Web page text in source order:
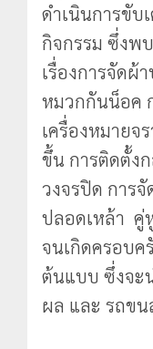
ดำเนินการขับ
กิจกรรม ซึ่งพ
เรื่องการจัดผ้
หมวกกันน็อค
เครื่องหมายจ
ขึ้น การติดตั้ง
วงจรปิด การ
ปลอดเหล้า คู่
จนเกิดครอบค
ต้นแบบ ซึ่งจะ
ผล และ รถขน